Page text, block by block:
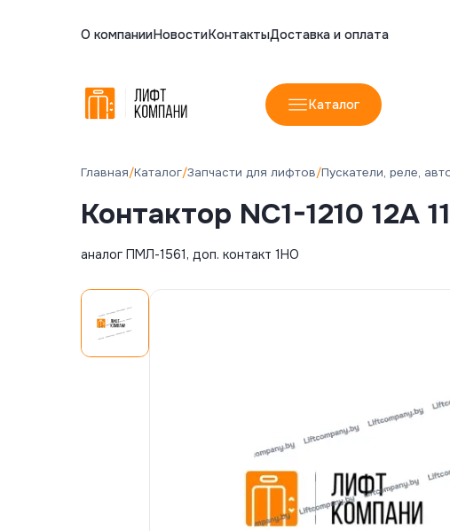
О компанииНовостиКонтактыДоставка и оплата
Каталог
Каталог
Главная/Каталог/Запчасти для лифтов/Пускатели, реле,
Контактор NC1-1210 12A
аналог ПМЛ-1561, доп. контакт 1НО
Остались вопросы?
Мы вам
Имя
Электронная почта
Комментарий
Согласна(-ен) на обработку
Отправить